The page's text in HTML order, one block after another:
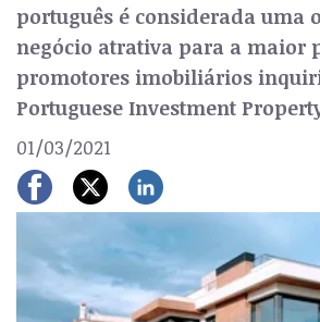
português é considerada uma
negócio atrativa para a maior
promotores imobiliários
Portuguese Investment
01/03/2021